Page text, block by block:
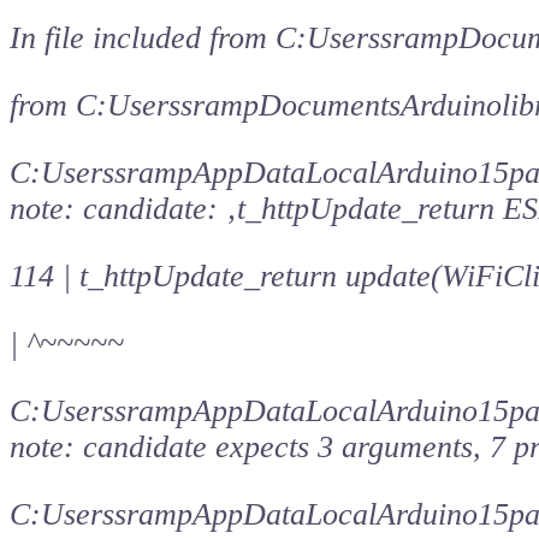
In file included from
from
note: candidate: ‚t_httpUpdate_return
114 | t_httpUpdate_return
| ^~~~~~
note: candidate expects 3 arguments, 7